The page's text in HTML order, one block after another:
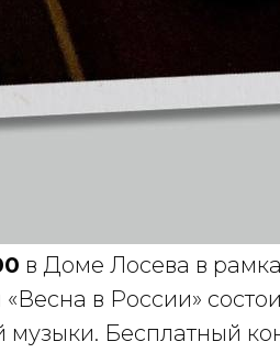
в Доме Лосева в
в России»
Бесплатный